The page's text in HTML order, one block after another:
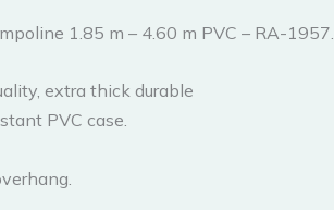
1.85 m – 4.60 m PVC – RA-1957.
extra thick durable
PVC case.